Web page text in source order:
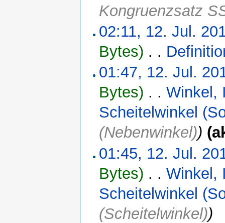
Kongruenzsatz
02:11, 12. Jul.
Bytes) . .
01:47, 12. Jul.
Bytes) . . Winkel,
Scheitelwinkel
(Nebenwinkel))
01:45, 12. Jul.
Bytes) . . Winkel,
Scheitelwinkel
(Scheitelwinkel))